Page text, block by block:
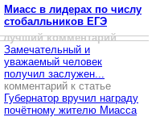
Миасс в лидерах по числу
стобалльников ЕГЭ
лучший комментарий
Замечательный и
уважаемый человек
получил заслужен...
комментарий к статье
Губернатор вручил награду
почётному жителю Миасса